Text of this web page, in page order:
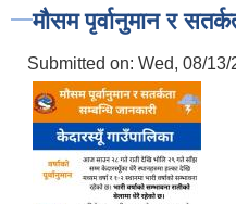
मौसम पृर्वानुमान र
Submitted on: Wed, 08/13/